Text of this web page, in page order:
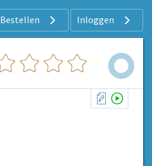
Bestellen Inloggen